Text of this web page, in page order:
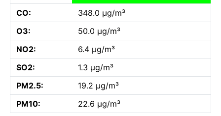
CO:
348.0 µg/m³
O3:
50.0 µg/m³
NO2:
6.4 µg/m³
SO2:
1.3 µg/m³
PM2.5:
19.2 µg/m³
PM10:
22.6 µg/m³